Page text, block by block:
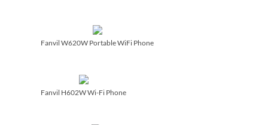
Fanvil W620W Portable WiFi Phone
Fanvil H602W Wi-Fi Phone